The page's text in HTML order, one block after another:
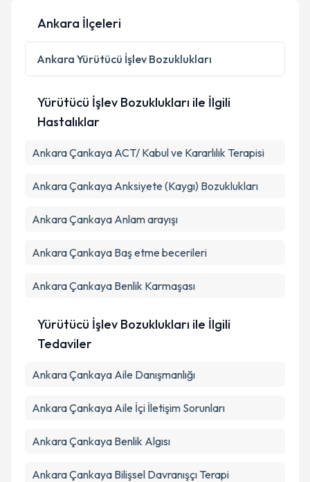
Kişisel verilerimin işlenmesine ilişkin
Metni 'ni okudum ve kişisel verilerimin belirtilen
Ankara İlçeleri
Ankara Yürütücü İşlev Bozuklukları
Yürütücü İşlev Bozuklukları ile İlgili
Hastalıklar
Ankara Çankaya ACT/ Kabul ve Kararlılık Terapisi
Ankara Çankaya Anksiyete (Kaygı) Bozuklukları
Ankara Çankaya Anlam arayışı
Ankara Çankaya Baş etme becerileri
Ankara Çankaya Benlik Karmaşası
Yürütücü İşlev Bozuklukları ile İlgili
Tedaviler
Ankara Çankaya Aile Danışmanlığı
Ankara Çankaya Aile İçi İletişim Sorunları
Ankara Çankaya Benlik Algısı
Ankara Çankaya Bilişsel Davranışçı Terapi